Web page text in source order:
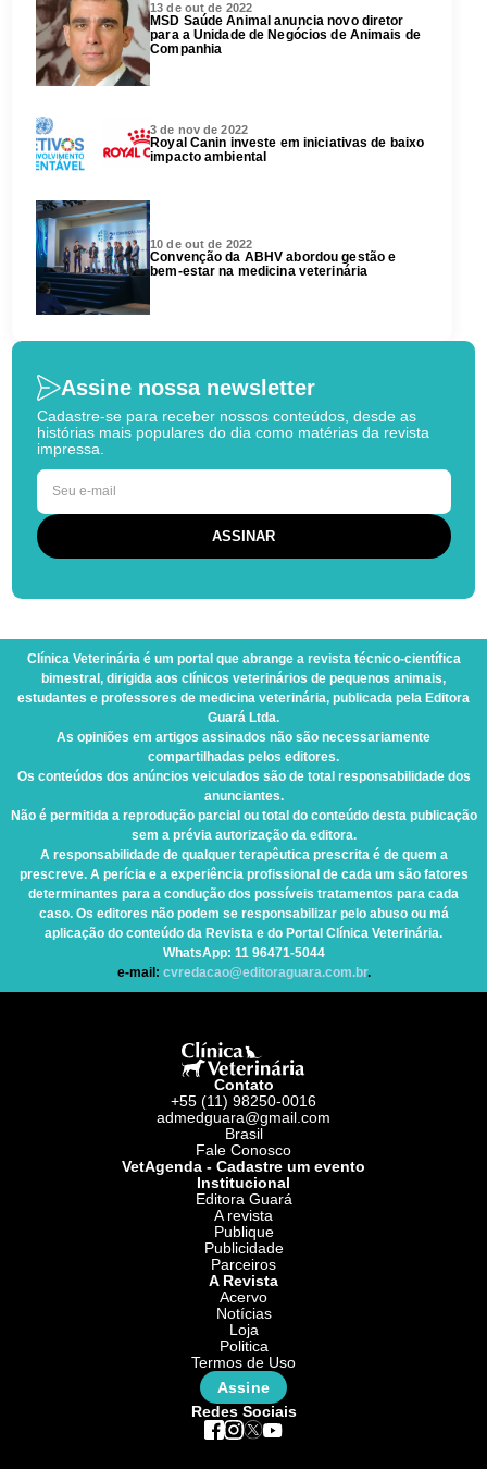
13 de out de 2022
MSD Saúde Animal anuncia novo diretor
para a Unidade de Negócios de Animais de
Companhia
3 de nov de 2022
Royal Canin investe em iniciativas de baixo
impacto ambiental
10 de out de 2022
Convenção da ABHV abordou gestão e
bem-estar na medicina veterinária
Assine nossa newsletter
Cadastre-se para receber nossos conteúdos, desde as
histórias mais populares do dia como matérias da revista
impressa.
Clínica Veterinária é um portal que abrange a revista técnico-científica
bimestral, dirigida aos clínicos veterinários de pequenos animais,
estudantes e professores de medicina veterinária, publicada pela Editora
Guará Ltda.
As opiniões em artigos assinados não são necessariamente
compartilhadas pelos editores.
Os conteúdos dos anúncios veiculados são de total responsabilidade dos
anunciantes.
Não é permitida a reprodução parcial ou total do conteúdo desta publicação
sem a prévia autorização da editora.
A responsabilidade de qualquer terapêutica prescrita é de quem a
prescreve. A perícia e a experiência profissional de cada um são fatores
determinantes para a condução dos possíveis tratamentos para cada
caso. Os editores não podem se responsabilizar pelo abuso ou má
aplicação do conteúdo da Revista e do Portal Clínica Veterinária.
WhatsApp: 11 96471-5044
e-mail: cvredacao@editoraguara.com.br.
Contato
+55 (11) 98250-0016
admedguara@gmail.com
Brasil
Fale Conosco
VetAgenda - Cadastre um evento
Institucional
Editora Guará
A revista
Publique
Publicidade
Parceiros
A Revista
Acervo
Notícias
Loja
Politica
Termos de Uso
Assine
Redes Sociais